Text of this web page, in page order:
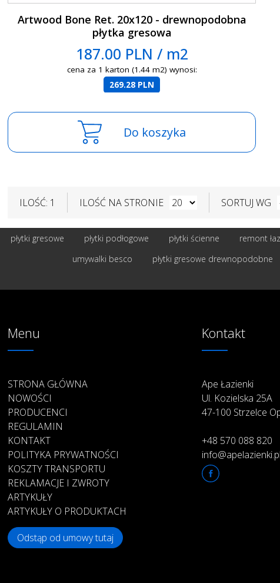
Artwood Bone Ret. 20x120 - drewnopodobna
płytka gresowa
187.00 PLN / m2
cena za 1 karton (1.44 m2) wynosi:
269.28 PLN
Do koszyka
ILOŚĆ: 1 ILOŚĆ NA STRONIE SORTUJ WG
płytki gresowe płytki podłogowe płytki ścienne remont
umywalki besco
płytki gresowe drewnopodobne
Menu
STRONA GŁÓWNA
NOWOŚCI
PRODUCENCI
REGULAMIN
KONTAKT
POLITYKA PRYWATNOŚCI
KOSZTY TRANSPORTU
REKLAMACJE I ZWROTY
ARTYKUŁY
ARTYKUŁY O PRODUKTACH
Odstąp od umowy tutaj
Kontakt
Ape Łazienki
Ul. Kozielska 25A
47-100 Strzelce
+48 570 088 820
info@apelazienki.pl